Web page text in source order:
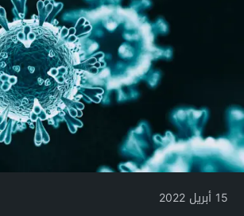
15 أبريل 2022